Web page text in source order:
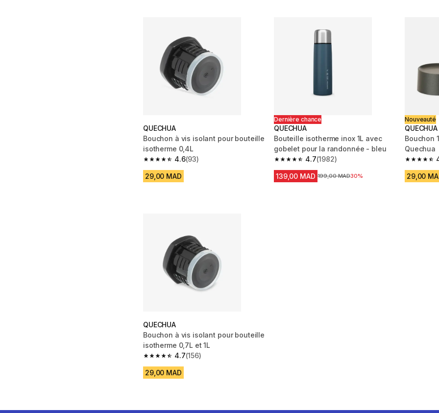
QUECHUA
Bouchon à vis isolant pour bouteille
isotherme 0,4L
4.6
4.6 out of 5 stars from 93 reviews
(93)
29,00 MAD
Dernière chance
QUECHUA
Bouteille isotherme inox 1L avec
gobelet pour la randonnée - bleu
4.7
4.7 out of 5 stars from 1982 reviews
(1982)
139,00 MAD Prix avant la réduction
199,00 MAD30%
Nouveauté
QUECHUA
Bouchon
Quechua
4.8 out
29,00
QUECHUA
Bouchon à vis isolant pour bouteille
isotherme 0,7L et 1L
4.7
4.7 out of 5 stars from 156 reviews
(156)
29,00 MAD